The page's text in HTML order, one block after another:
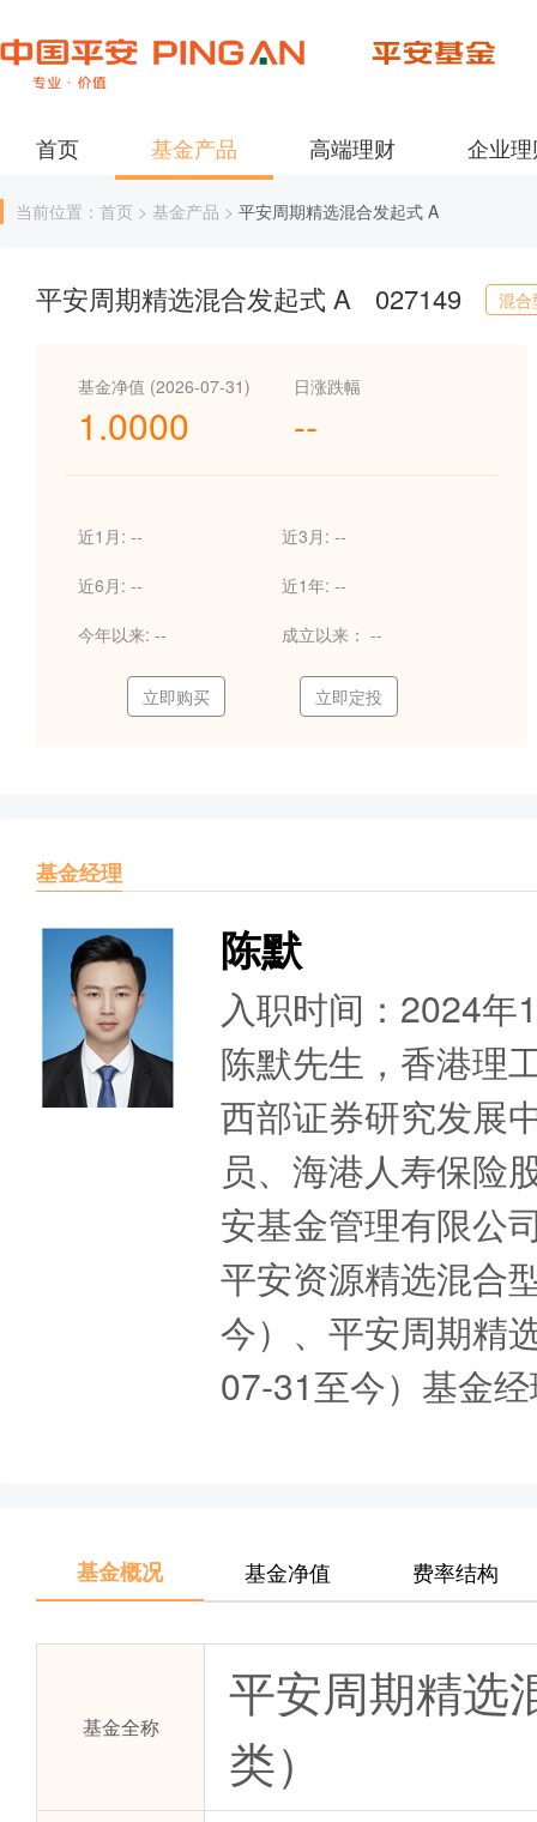
首页 基金产品 高端理财 企业
当前位置：首页 > 基金产品 > 平安周期精选混合发起式 A
平安周期精选混合发起式 A 027149 混合
基金净值 (2026-07-31)
1.0000
日涨跌幅
--
近1月: -- 近3月: --
近6月: -- 近1年: --
今年以来: -- 成立以来： --
立即购买 立即定投
基金经理
陈默
入职时间：2024年
陈默先生，香港理
西部证券研究发展
员、海港人寿保险
安基金管理有限公
平安资源精选混合
今）、平安周期精
07-31至今）基金
基金概况 基金净值 费率结构
基金全称
平安周期精选
类）